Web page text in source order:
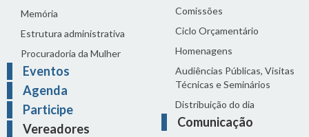
Memória
Estrutura administrativa
Procuradoria da Mulher
Eventos
Agenda
Participe
Vereadores
Comissões
Ciclo Orçamentário
Homenagens
Audiências Públicas, Visitas
Técnicas e Seminários
Distribuição do dia
Comunicação